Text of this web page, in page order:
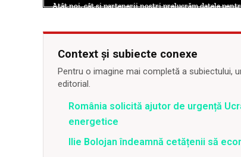
Context și subiecte conexe
Pentru o imagine mai completă a subiectului,
editorial.
România solicită ajutor de urgență
energetice
Ilie Bolojan îndeamnă cetățenii să